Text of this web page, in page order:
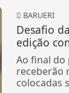
BARUERI
Desafio
edição
Ao final do
receberão
colocadas